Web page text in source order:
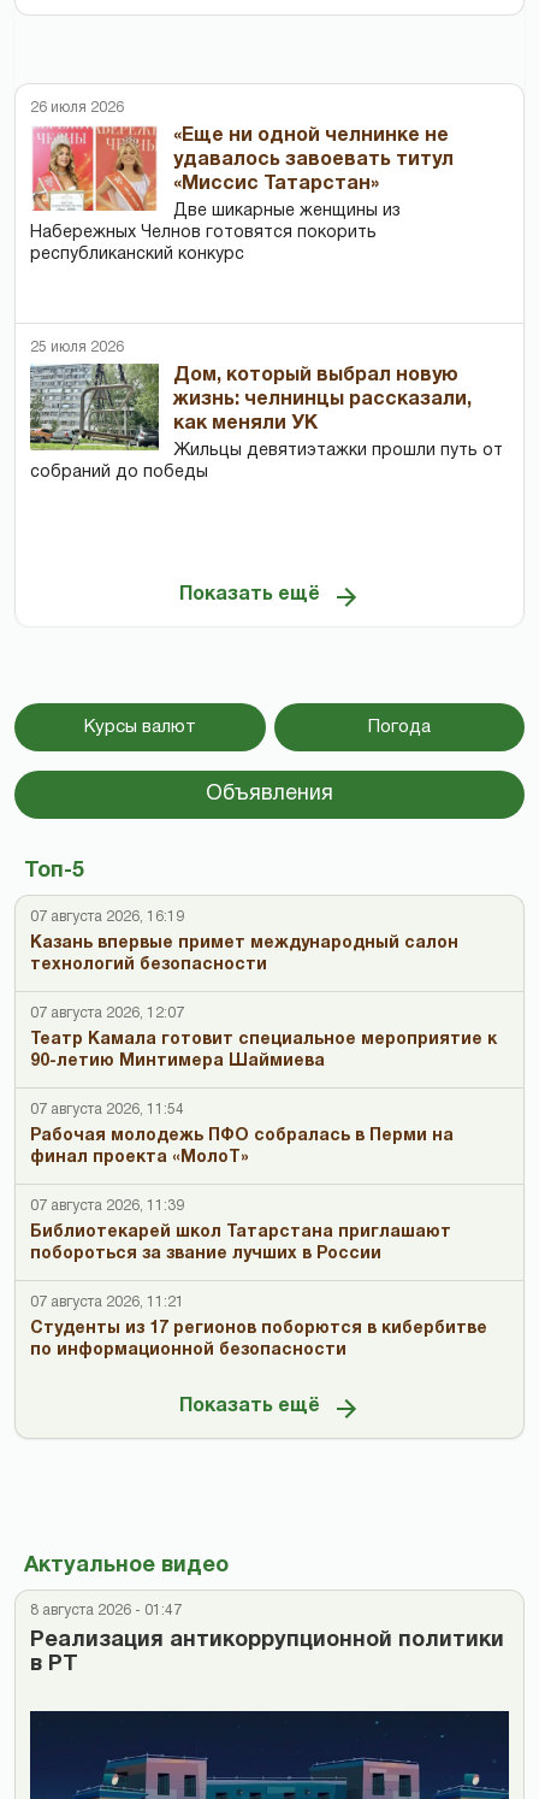
26 июля 2026
«Еще ни одной челнинке не
удавалось завоевать титул
«Миссис Татарстан»
Две шикарные женщины из
Набережных Челнов готовятся покорить
республиканский конкурс
25 июля 2026
Дом, который выбрал новую
жизнь: челнинцы рассказали,
как меняли УК
Жильцы девятиэтажки прошли путь от
собраний до победы
Показать ещё
Курсы валют Погода
Объявления
Топ-5
07 августа 2026, 16:19
Казань впервые примет международный салон
технологий безопасности
07 августа 2026, 12:07
Театр Камала готовит специальное мероприятие к
90-летию Минтимера Шаймиева
07 августа 2026, 11:54
Рабочая молодежь ПФО собралась в Перми на
финал проекта «МолоТ»
07 августа 2026, 11:39
Библиотекарей школ Татарстана приглашают
побороться за звание лучших в России
07 августа 2026, 11:21
Студенты из 17 регионов поборются в кибербитве
по информационной безопасности
Показать ещё
Актуальное видео
8 августа 2026 - 01:47
Реализация антикоррупционной политики
в РТ